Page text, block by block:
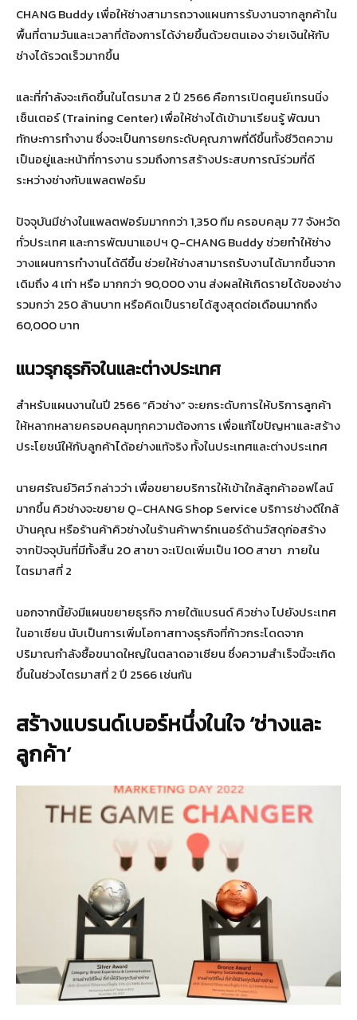
CHANG Buddy เพื่อให้ช่างสามารถวางแผนการรับงานจากลูกค้าใน
พื้นที่ตามวันและเวลาที่ต้องการได้ง่ายขึ้นด้วยตนเอง จ่ายเงินให้กับ
ช่างได้รวดเร็วมากขึ้น
และที่กำลังจะเกิดขึ้นในไตรมาส 2 ปี 2566 คือการเปิดศูนย์เทรนนิ่ง
เซ็นเตอร์ (Training Center) เพื่อให้ช่างได้เข้ามาเรียนรู้ พัฒนา
ทักษะการทำงาน ซึ่งจะเป็นการยกระดับคุณภาพที่ดีขึ้นทั้งชีวิตความ
เป็นอยู่และหน้าที่การงาน รวมถึงการสร้างประสบการณ์ร่วมที่ดี
ระหว่างช่างกับแพลตฟอร์ม
ปัจจุบันมีช่างในแพลตฟอร์มมากกว่า 1,350 ทีม ครอบคลุม 77 จังหวัด
ทั่วประเทศ และการพัฒนาแอปฯ Q-CHANG Buddy ช่วยทำให้ช่าง
วางแผนการทำงานได้ดีขึ้น ช่วยให้ช่างสามารถรับงานได้มากขึ้นจาก
เดิมถึง 4 เท่า หรือ มากกว่า 90,000 งาน ส่งผลให้เกิดรายได้ของช่าง
รวมกว่า 250 ล้านบาท หรือคิดเป็นรายได้สูงสุดต่อเดือนมากถึง
60,000 บาท
แนวรุกธุรกิจในและต่างประเทศ
สำหรับแผนงานในปี 2566 “คิวช่าง” จะยกระดับการให้บริการลูกค้า
ให้หลากหลายครอบคลุมทุกความต้องการ เพื่อแก้ไขปัญหาและสร้าง
ประโยชน์ให้กับลูกค้าได้อย่างแท้จริง ทั้งในประเทศและต่างประเทศ
นายศรัณย์วิศว์ กล่าวว่า เพื่อขยายบริการให้เข้าใกล้ลูกค้าออฟไลน์
มากขึ้น คิวช่างจะขยาย Q-CHANG Shop Service บริการช่างดีใกล้
บ้านคุณ หรือร้านค้าคิวช่างในร้านค้าพาร์ทเนอร์ด้านวัสดุก่อสร้าง
จากปัจจุบันที่มีทั้งสิ้น 20 สาขา จะเปิดเพิ่มเป็น 100 สาขา ภายใน
ไตรมาสที่ 2
นอกจากนี้ยังมีแผนขยายธุรกิจ ภายใต้แบรนด์ คิวช่าง ไปยังประเทศ
ในอาเซียน นับเป็นการเพิ่มโอกาสทางธุรกิจที่ก้าวกระโดดจาก
ปริมาณกำลังซื้อขนาดใหญ่ในตลาดอาเซียน ซึ่งความสำเร็จนี้จะเกิด
ขึ้นในช่วงไตรมาสที่ 2 ปี 2566 เช่นกัน
สร้างแบรนด์เบอร์หนึ่งในใจ‘ช่างและ
ลูกค้า’